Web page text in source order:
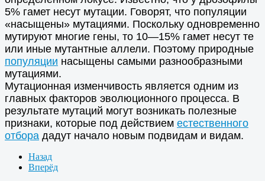
5% гамет несут мутации. Говорят, что популяции
«насыщены» мутациями. Поскольку одновременно
мутируют многие гены, то 10—15% гамет несут те
или иные мутантные аллели. Поэтому природные
популяции насыщены самыми разнообразными
мутациями.
Мутационная изменчивость является одним из
главных факторов эволюционного процесса. В
результате мутаций могут возникать полезные
признаки, которые под действием естественного
отбора дадут начало новым подвидам и видам.
Назад
Вперёд